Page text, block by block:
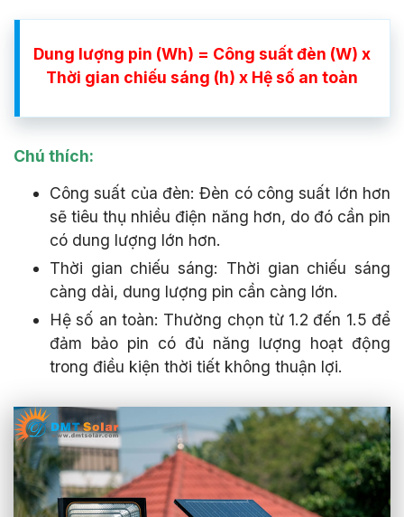
Dung lượng pin (Wh) = Công suất đèn (W) x
Thời gian chiếu sáng (h) x Hệ số an toàn
Chú thích:
Công suất của đèn: Đèn có công suất lớn hơn
sẽ tiêu thụ nhiều điện năng hơn, do đó cần pin
có dung lượng lớn hơn.
Thời gian chiếu sáng: Thời gian chiếu sáng
càng dài, dung lượng pin cần càng lớn.
Hệ số an toàn: Thường chọn từ 1.2 đến 1.5 để
đảm bảo pin có đủ năng lượng hoạt động
trong điều kiện thời tiết không thuận lợi.